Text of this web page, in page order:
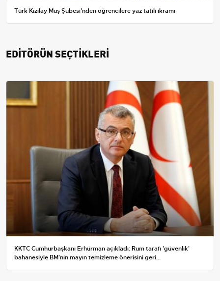
Türk Kızılay Muş Şubesi'nden öğrencilere yaz tatili ikramı
EDİTÖRÜN SEÇTİKLERİ
KKTC Cumhurbaşkanı Erhürman açıkladı: Rum tarafı 'güvenlik'
bahanesiyle BM'nin mayın temizleme önerisini geri...